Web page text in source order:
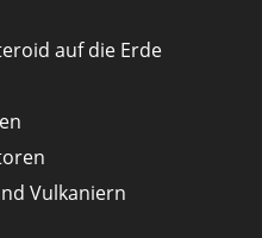
auf die Erde
Vulkaniern